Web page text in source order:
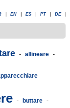
EN ES PT DE
- allineare -
-
- buttare -